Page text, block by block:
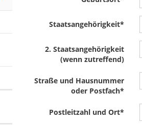
Staatsangehörigkeit*
2. Staatsangehörigkeit
(wenn zutreffend)
Straße und Hausnummer
oder Postfach*
Postleitzahl und Ort*